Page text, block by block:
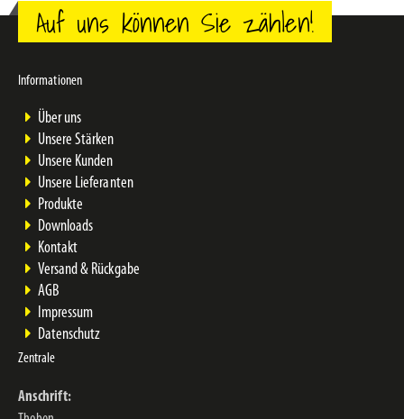
Auf uns können Sie zählen!
Informationen
Über uns
Unsere Stärken
Unsere Kunden
Unsere Lieferanten
Produkte
Downloads
Kontakt
Versand & Rückgabe
AGB
Impressum
Datenschutz
Zentrale
Anschrift: